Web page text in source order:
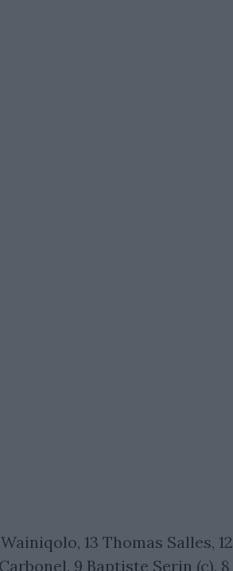
13 Thomas Salles, 12
9 Baptiste Serin (c), 8